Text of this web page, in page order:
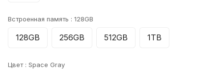
Встроенная память : 128GB
128GB 256GB 512GB 1TB
Цвет : Space Gray